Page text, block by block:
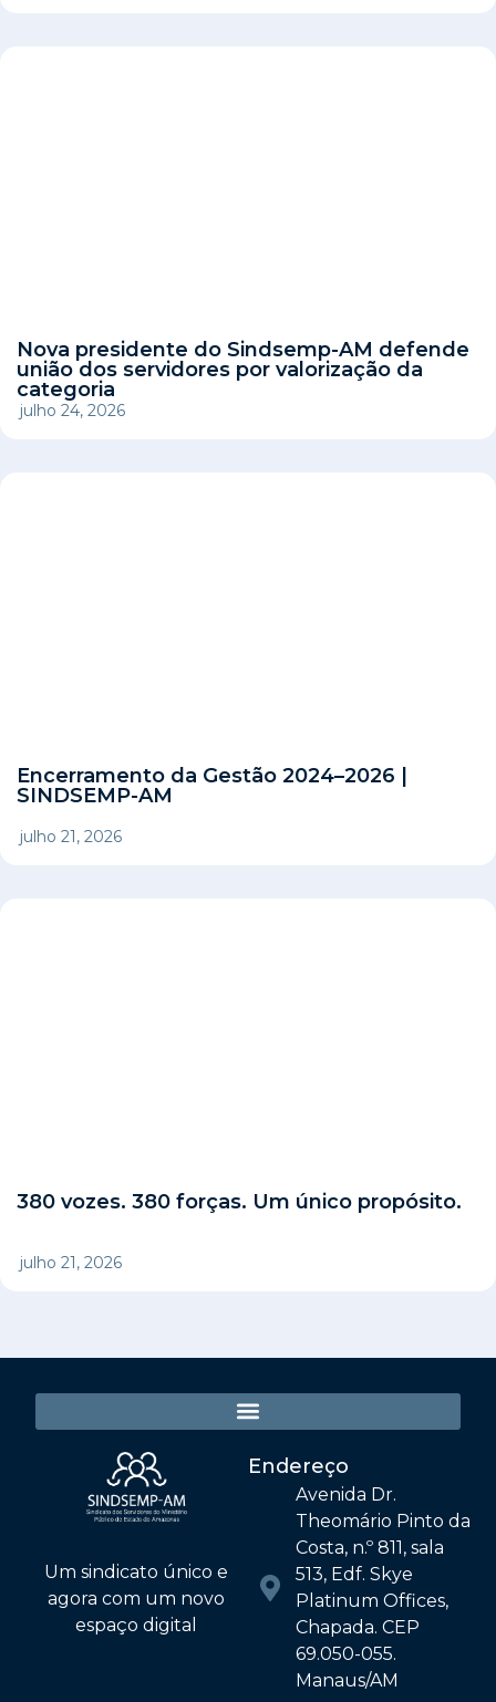
Nova presidente do Sindsemp-AM defende
união dos servidores por valorização da
categoria
julho 24, 2026
Encerramento da Gestão 2024–2026 |
SINDSEMP-AM
julho 21, 2026
380 vozes. 380 forças. Um único propósito.
julho 21, 2026
Um sindicato único e
agora com um novo
espaço digital
Endereço
Avenida Dr.
Theomário Pinto da
Costa, n.º 811, sala
513, Edf. Skye
Platinum Offices,
Chapada. CEP
69.050-055.
Manaus/AM